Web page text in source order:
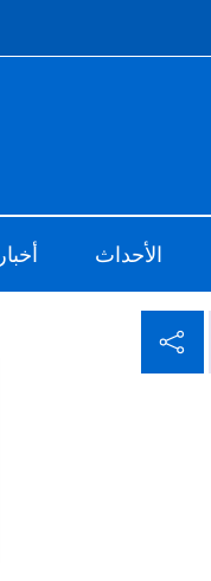
الأحداث أخبار